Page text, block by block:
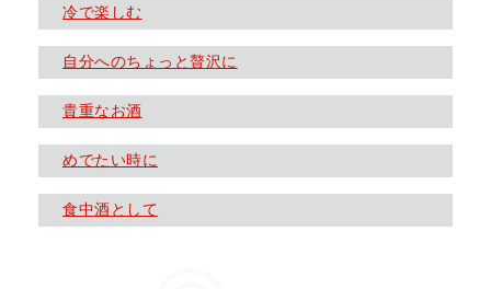
冷で楽しむ
自分へのちょっと贅沢に
貴重なお酒
めでたい時に
食中酒として